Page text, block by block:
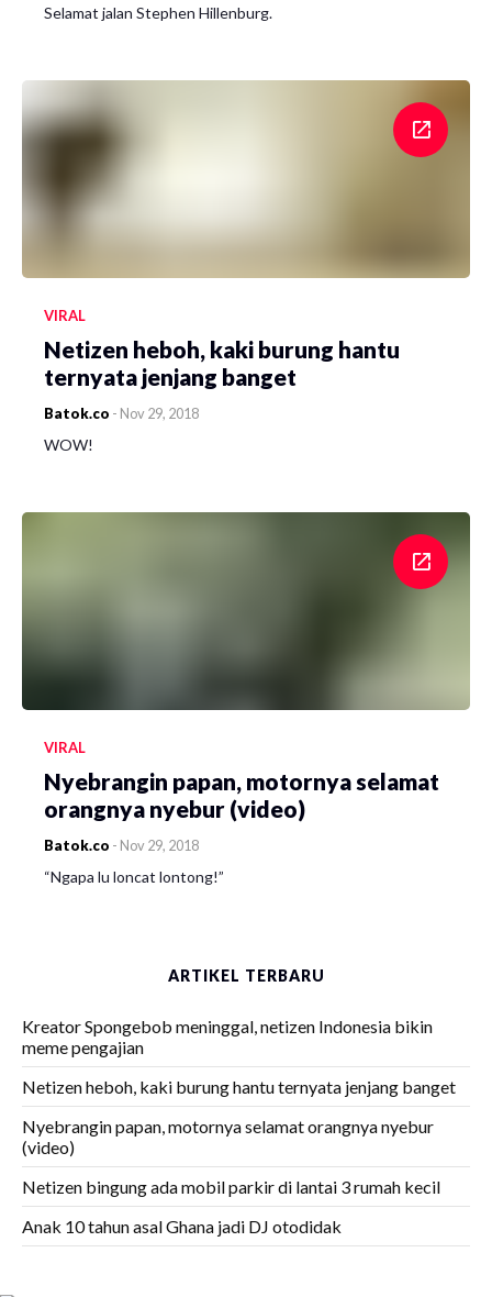
Selamat jalan Stephen Hillenburg.
VIRAL
Netizen heboh, kaki burung hantu
ternyata jenjang banget
Batok.co - Nov 29, 2018
WOW!
VIRAL
Nyebrangin papan, motornya selamat
orangnya nyebur (video)
Batok.co - Nov 29, 2018
“Ngapa lu loncat lontong!”
ARTIKEL TERBARU
Kreator Spongebob meninggal, netizen Indonesia bikin
meme pengajian
Netizen heboh, kaki burung hantu ternyata jenjang banget
Nyebrangin papan, motornya selamat orangnya nyebur
(video)
Netizen bingung ada mobil parkir di lantai 3 rumah kecil
Anak 10 tahun asal Ghana jadi DJ otodidak